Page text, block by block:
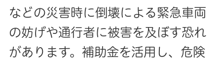
などの災害時に倒壊による緊急車両
の妨げや通行者に被害を及ぼす恐れ
があります。補助金を活用し、危険